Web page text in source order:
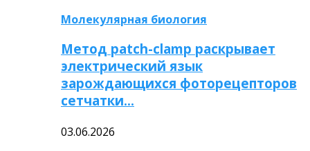
Молекулярная биология
Метод patch-clamp раскрывает
электрический язык
зарождающихся фоторецепторов
сетчатки…
03.06.2026